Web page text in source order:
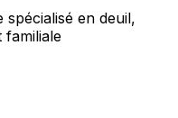
en deuil,
familiale